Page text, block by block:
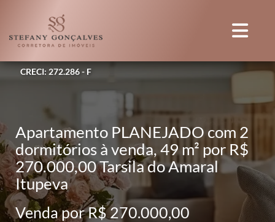
CRECI: 272.286 - F
Apartamento PLANEJADO com 2
dormitórios à venda, 49 m² por R$
270.000,00 Tarsila do Amaral
Itupeva
Venda por R$ 270.000,00